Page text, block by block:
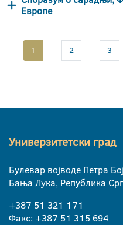
Европе
1 2 3
Универзитетски град
Булевар војводе Петра
Бања Лука, Република
+387 51 321 171
Факс: +387 51 315 694